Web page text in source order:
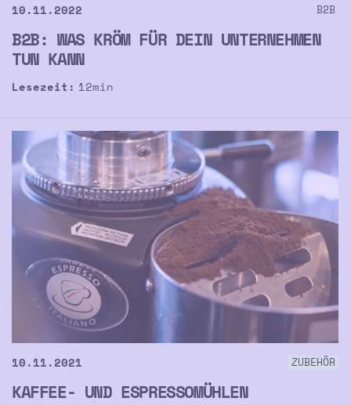
10.11.2022 B2B
B2B: WAS KRÖM FÜR DEIN UNTERNEHMEN
TUN KANN
Lesezeit: 12min
10.11.2021 ZUBEHÖR
KAFFEE- UND ESPRESSOMÜHLEN